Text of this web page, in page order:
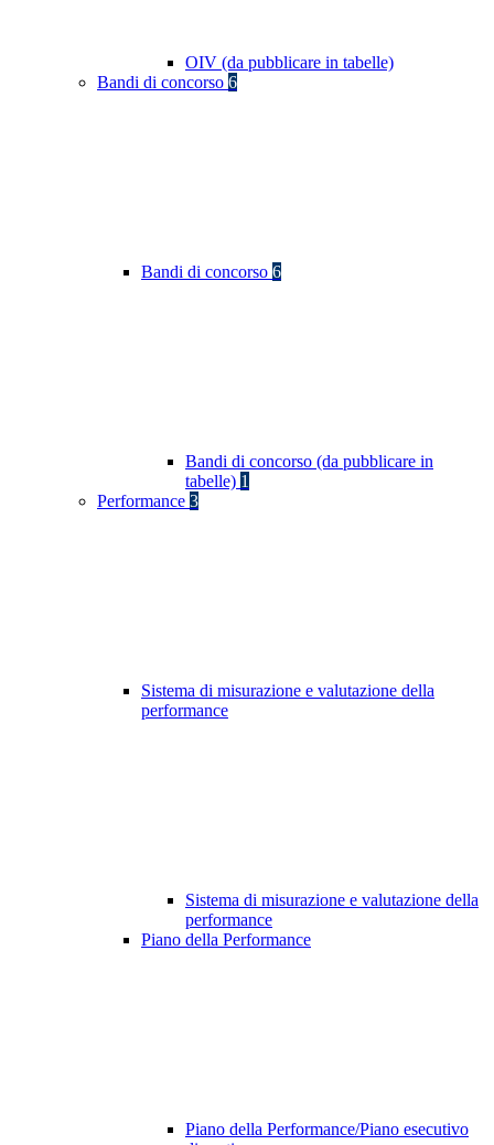
OIV (da pubblicare in tabelle)
Bandi di concorso 6
Bandi di concorso 6
Bandi di concorso (da pubblicare in
tabelle) 1
Performance 3
Sistema di misurazione e valutazione della
performance
Sistema di misurazione e valutazione della
performance
Piano della Performance
Piano della Performance/Piano esecutivo